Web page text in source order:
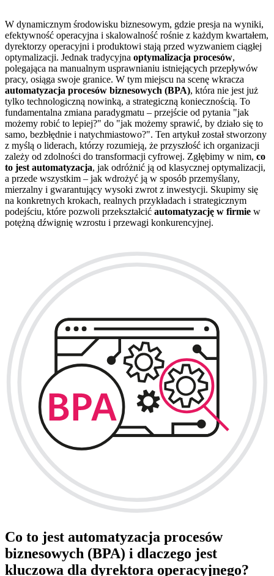
W dynamicznym środowisku biznesowym, gdzie presja na wyniki,
efektywność operacyjna i skalowalność rośnie z każdym kwartałem,
dyrektorzy operacyjni i produktowi stają przed wyzwaniem ciągłej
optymalizacji. Jednak tradycyjna optymalizacja procesów,
polegająca na manualnym usprawnianiu istniejących przepływów
pracy, osiąga swoje granice. W tym miejscu na scenę wkracza
automatyzacja procesów biznesowych (BPA), która nie jest już
tylko technologiczną nowinką, a strategiczną koniecznością. To
fundamentalna zmiana paradygmatu – przejście od pytania "jak
możemy robić to lepiej?" do "jak możemy sprawić, by działo się to
samo, bezbłędnie i natychmiastowo?". Ten artykuł został stworzony
z myślą o liderach, którzy rozumieją, że przyszłość ich organizacji
zależy od zdolności do transformacji cyfrowej. Zgłębimy w nim, co
to jest automatyzacja, jak odróżnić ją od klasycznej optymalizacji,
a przede wszystkim – jak wdrożyć ją w sposób przemyślany,
mierzalny i gwarantujący wysoki zwrot z inwestycji. Skupimy się
na konkretnych krokach, realnych przykładach i strategicznym
podejściu, które pozwoli przekształcić automatyzację w firmie w
potężną dźwignię wzrostu i przewagi konkurencyjnej.
Co to jest automatyzacja procesów
biznesowych (BPA) i dlaczego jest
kluczowa dla dyrektora operacyjnego?